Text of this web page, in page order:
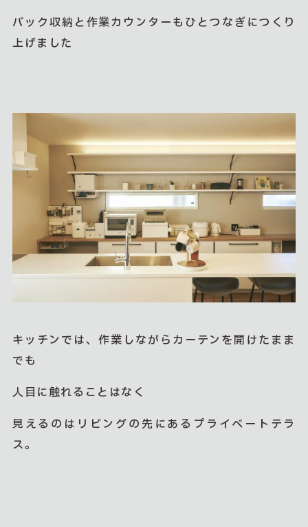
バック収納と作業カウンターもひとつなぎにつくり
上げました
キッチンでは、作業しながらカーテンを開けたまま
でも
人目に触れることはなく
見えるのはリビングの先にあるプライベートテラ
ス。